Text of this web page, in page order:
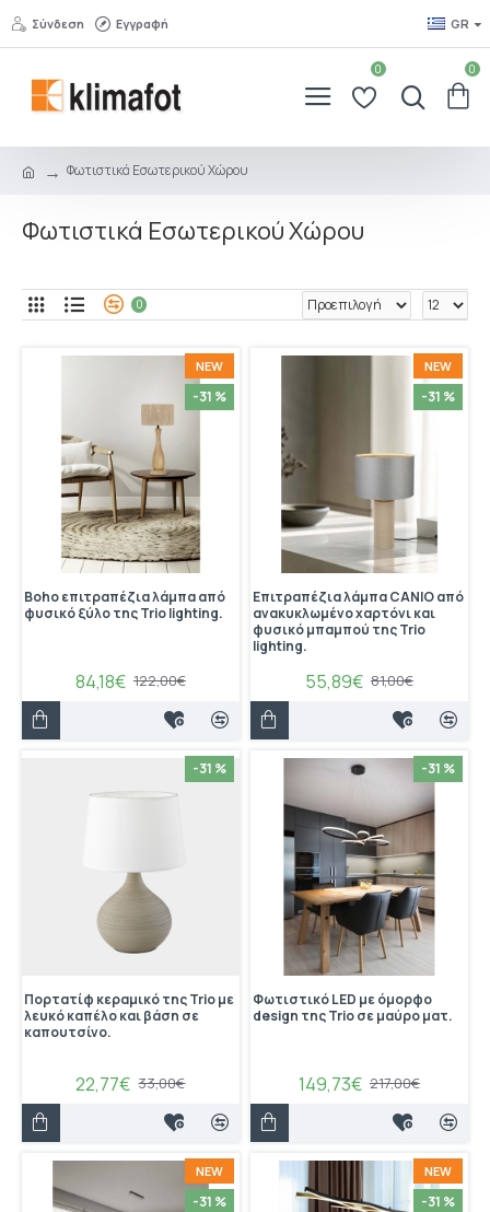
Σύνδεση Εγγραφή GR
0 0
Φωτιστικά Εσωτερικού Χώρου
Φωτιστικά Εσωτερικού Χώρου
0
NEW
-31 %
Boho επιτραπέζια λάμπα από
φυσικό ξύλο της Trio lighting.
84,18€ 122,00€
NEW
-31 %
Eπιτραπέζια λάμπα CANIO από
ανακυκλωμένο χαρτόνι και
φυσικό μπαμπού της Trio
lighting.
55,89€ 81,00€
-31 %
Πορτατίφ κεραμικό της Trio με
λευκό καπέλο και βάση σε
καπουτσίνο.
22,77€ 33,00€
-31 %
Φωτιστικό LED με όμορφο
design της Trio σε μαύρο ματ.
149,73€ 217,00€
NEW
-31 %
NEW
-31 %